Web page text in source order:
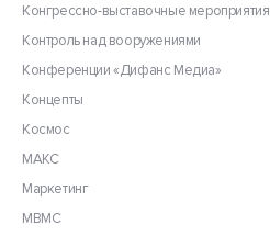
Конгрессно-выставочные мероприятия
Контроль над вооружениями
Конференции «Дифанс Медиа»
Концепты
Космос
МАКС
Маркетинг
МВМС